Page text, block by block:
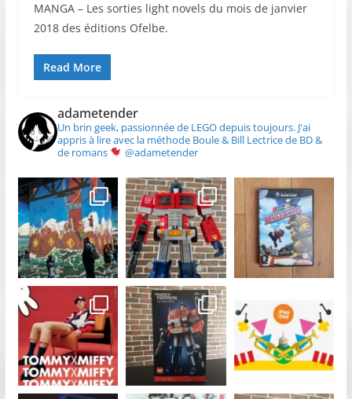
MANGA – Les sorties light novels du mois de janvier
2018 des éditions Ofelbe.
Read More
adametender
Un brin geek, passionnée de LEGO depuis toujours.J'ai
appris à lire avec la méthode Boule & Bill Lectrice de BD &
de romans
@adametender